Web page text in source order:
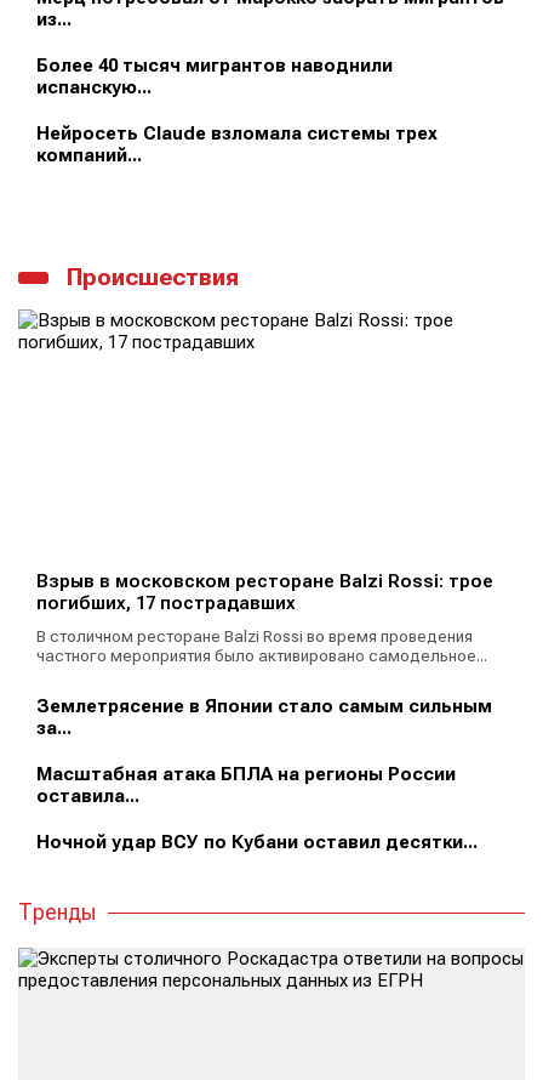
из...
Более 40 тысяч мигрантов наводнили
испанскую...
Нейросеть Claude взломала системы трех
компаний...
Происшествия
Взрыв в московском ресторане Balzi Rossi: трое
погибших, 17 пострадавших
В столичном ресторане Balzi Rossi во время проведения
частного мероприятия было активировано самодельное...
Землетрясение в Японии стало самым сильным
за...
Масштабная атака БПЛА на регионы России
оставила...
Ночной удар ВСУ по Кубани оставил десятки...
Тренды